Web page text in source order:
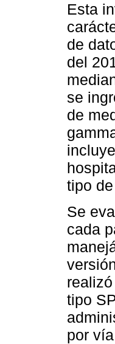
Esta
de
del
se
de
tipo
Se
cada
tipo
por